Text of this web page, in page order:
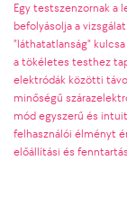
Egy testszenzornak a
befolyásolja a
"láthatatlanság"
a tökéletes testhez
elektródák közötti
minőségű
mód egyszerű és
felhasználói élményt
előállítási és